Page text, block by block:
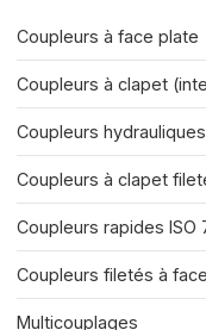
Coupleurs à face plate
Coupleurs à clapet
Coupleurs
Coupleurs à clapet
Coupleurs rapides ISO
Coupleurs filetés à
Multicouplages